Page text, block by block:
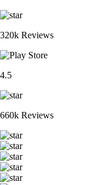
320k Reviews
4.5
660k Reviews